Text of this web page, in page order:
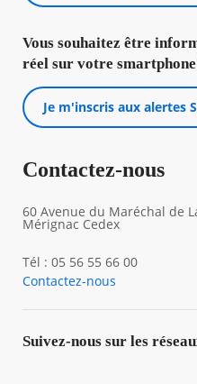
Vous souhaitez être
réel sur votre
Je m'inscris aux alertes
Contactez-nous
60 Avenue du Maréchal de
Mérignac Cedex
Tél : 05 56 55 66 00
Contactez-nous
Suivez-nous sur les